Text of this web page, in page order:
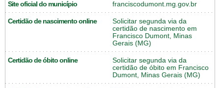
Site oficial do município franciscodumont.mg.gov.br
Certidão de nascimento online
Solicitar segunda via da
certidão de nascimento em
Francisco Dumont, Minas
Gerais (MG)
Certidão de óbito online
Solicitar segunda via da
certidão de óbito em Francisco
Dumont, Minas Gerais (MG)